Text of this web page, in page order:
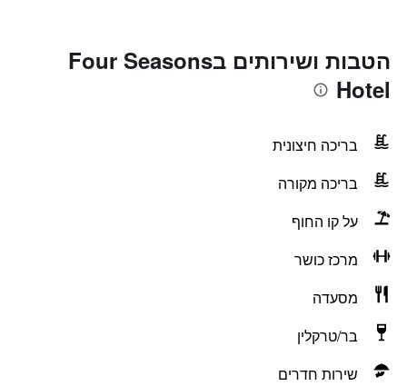
הטבות ושירותים בFour Seasons
Hotel
בריכה חיצונית
בריכה מקורה
על קו החוף
מרכז כושר
מסעדה
בר/טרקלין
שירות חדרים